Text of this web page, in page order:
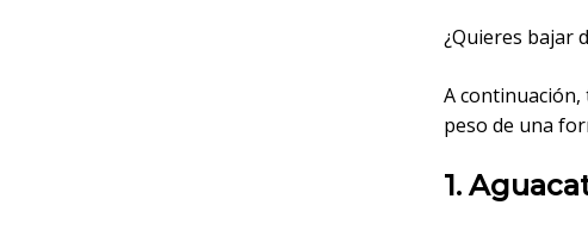
¿Quieres bajar
A
peso de una
1.